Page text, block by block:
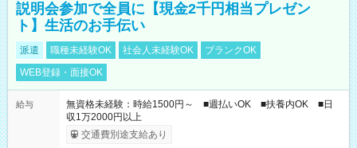
説明会参加で全員に【現金2千円相当プレゼン
ト】生活のお手伝い
派遣 職種未経験OK 社会人未経験OK
ブランクOK
WEB登録・面接OK
給与
無資格未経験：時給1500円～ ■週払いOK ■扶養内OK ■日
収1万2000円以上
交通費別途支給あり